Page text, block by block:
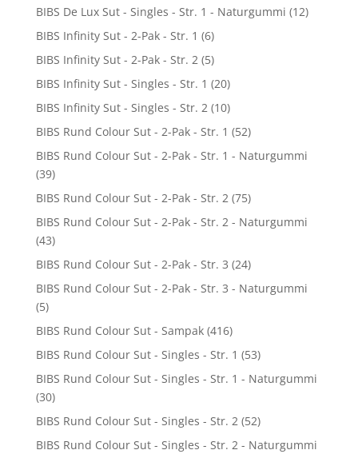
BIBS De Lux Sut - Singles - Str. 1 - Naturgummi (12)
BIBS Infinity Sut - 2-Pak - Str. 1 (6)
BIBS Infinity Sut - 2-Pak - Str. 2 (5)
BIBS Infinity Sut - Singles - Str. 1 (20)
BIBS Infinity Sut - Singles - Str. 2 (10)
BIBS Rund Colour Sut - 2-Pak - Str. 1 (52)
BIBS Rund Colour Sut - 2-Pak - Str. 1 - Naturgummi
(39)
BIBS Rund Colour Sut - 2-Pak - Str. 2 (75)
BIBS Rund Colour Sut - 2-Pak - Str. 2 - Naturgummi
(43)
BIBS Rund Colour Sut - 2-Pak - Str. 3 (24)
BIBS Rund Colour Sut - 2-Pak - Str. 3 - Naturgummi
(5)
BIBS Rund Colour Sut - Sampak (416)
BIBS Rund Colour Sut - Singles - Str. 1 (53)
BIBS Rund Colour Sut - Singles - Str. 1 - Naturgummi
(30)
BIBS Rund Colour Sut - Singles - Str. 2 (52)
BIBS Rund Colour Sut - Singles - Str. 2 - Naturgummi